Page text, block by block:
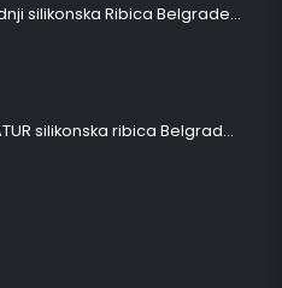
Šetač HOLO srednji silikonska Ribica Belgrade Walker
Šetač srednji NATUR silikonska ribica Belgrade Walker